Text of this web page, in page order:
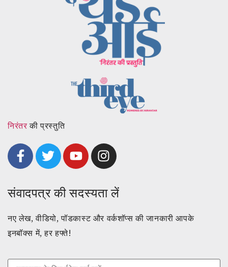
निरंतरकी प्रस्तुति
संवादपत्र की सदस्यता लें
नए लेख, वीडियो, पॉडकास्ट और वर्कशॉप्स की जानकारी आपके
इनबॉक्स में, हर हफ्ते!